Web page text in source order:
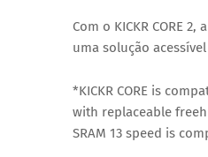
Com o KICKR CORE 2,
uma solução
*KICKR CORE is
with replaceable
SRAM 13 speed is